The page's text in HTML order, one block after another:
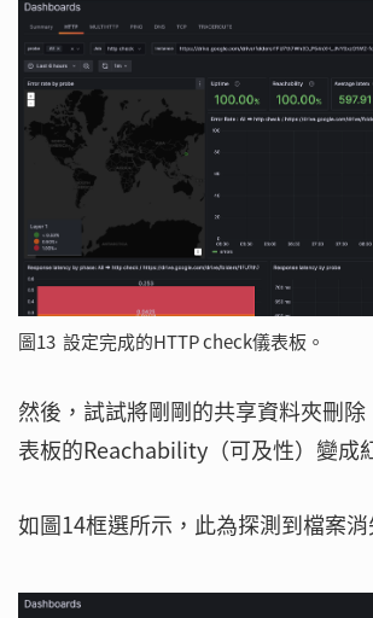
圖13 設定完成的HTTP check儀表板。
然後，試試將剛剛的共享資料夾刪
表板的Reachability（可及性）變成
如圖14框選所示，此為探測到檔案消